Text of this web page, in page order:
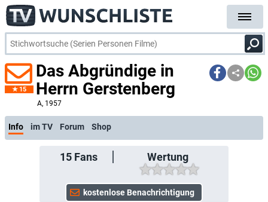
15
Das Abgründige in
Herrn Gerstenberg
A, 1957
Info im TV Forum Shop
15Fans Wertung